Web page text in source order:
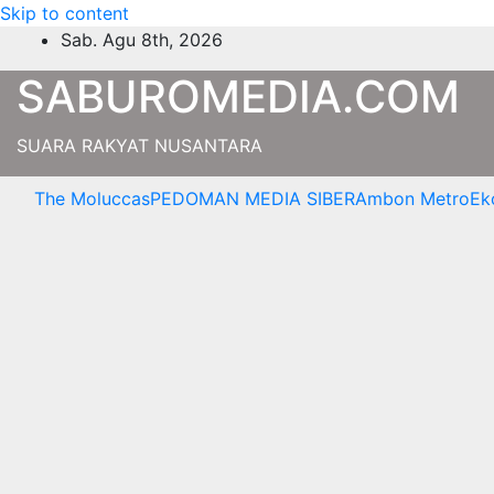
Skip to content
Sab. Agu 8th, 2026
SABUROMEDIA.COM
SUARA RAKYAT NUSANTARA
The MoluccasPEDOMAN MEDIA SIBERAmbon Metro